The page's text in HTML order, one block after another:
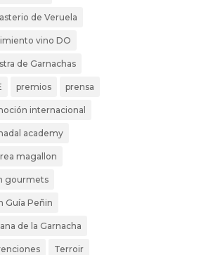
de Veruela
vino DO
de Garnachas
premios prensa
internacional
academy
magallon
gourmets
Guía Peñin
de la Garnacha
Terroir